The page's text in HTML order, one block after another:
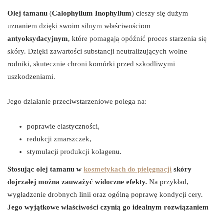
Olej tamanu (Calophyllum Inophyllum) cieszy się dużym
uznaniem dzięki swoim silnym właściwościom
antyoksydacyjnym, które pomagają opóźnić proces starzenia się
skóry. Dzięki zawartości substancji neutralizujących wolne
rodniki, skutecznie chroni komórki przed szkodliwymi
uszkodzeniami.
Jego działanie przeciwstarzeniowe polega na:
poprawie elastyczności,
redukcji zmarszczek,
stymulacji produkcji kolagenu.
Stosując olej tamanu w kosmetykach do pielęgnacji skóry
dojrzałej można zauważyć widoczne efekty. Na przykład,
wygładzenie drobnych linii oraz ogólną poprawę kondycji cery.
Jego wyjątkowe właściwości czynią go idealnym rozwiązaniem